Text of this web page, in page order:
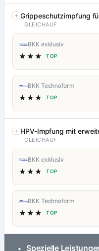
Grippeschutzimpfung
GLEICHAUF
BKK exklusiv
★★★ TOP
BKK Technoform
★★★ TOP
HPV-Impfung mit
GLEICHAUF
BKK exklusiv
★★★ TOP
BKK Technoform
★★★ TOP
• Spezielle